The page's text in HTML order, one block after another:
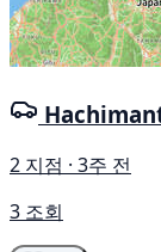
2 지점 · 3주 전
3 조회